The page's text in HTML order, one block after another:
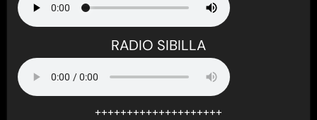
RADIO SIBILLA
++++++++++++++++++++